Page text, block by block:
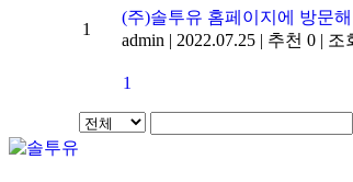
1
(주)솔투유 홈페이지에 방문
admin | 2022.07.25 | 추천 0 | 조
1